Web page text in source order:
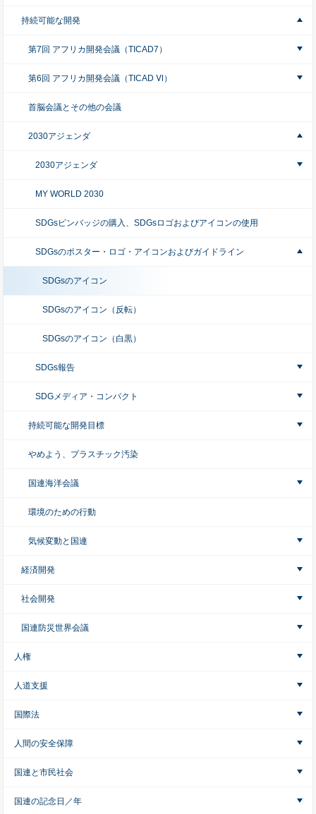
持続可能な開発
第7回 アフリカ開発会議（TICAD7）
第6回 アフリカ開発会議（TICAD Ⅵ）
首脳会議とその他の会議
2030アジェンダ
2030アジェンダ
MY WORLD 2030
SDGsピンバッジの購入、SDGsロゴおよびアイコンの使用
SDGsのポスター・ロゴ・アイコンおよびガイドライン
SDGsのアイコン
SDGsのアイコン（反転）
SDGsのアイコン（白黒）
SDGs報告
SDGメディア・コンパクト
持続可能な開発目標
やめよう、プラスチック汚染
国連海洋会議
環境のための行動
気候変動と国連
経済開発
社会開発
国連防災世界会議
人権
人道支援
国際法
人間の安全保障
国連と市民社会
国連の記念日／年